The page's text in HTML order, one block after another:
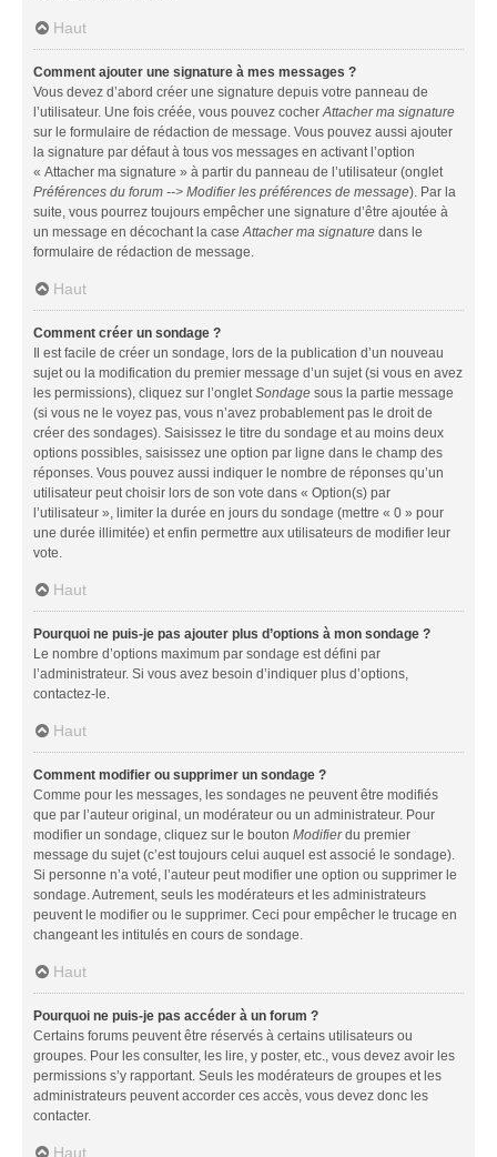
Haut
Comment ajouter une signature à mes messages ?
Vous devez d’abord créer une signature depuis votre panneau de
l’utilisateur. Une fois créée, vous pouvez cocherAttacher ma signature
sur le formulaire de rédaction de message. Vous pouvez aussi ajouter
la signature par défaut à tous vos messages en activant l’option
« Attacher ma signature » à partir du panneau de l’utilisateur (onglet
Préférences du forum --> Modifier les préférences de message). Par la
suite, vous pourrez toujours empêcher une signature d’être ajoutée à
un message en décochant la caseAttacher ma signature dans le
formulaire de rédaction de message.
Haut
Comment créer un sondage ?
Il est facile de créer un sondage, lors de la publication d’un nouveau
sujet ou la modification du premier message d’un sujet (si vous en avez
les permissions), cliquez sur l’ongletSondage sous la partie message
(si vous ne le voyez pas, vous n’avez probablement pas le droit de
créer des sondages). Saisissez le titre du sondage et au moins deux
options possibles, saisissez une option par ligne dans le champ des
réponses. Vous pouvez aussi indiquer le nombre de réponses qu’un
utilisateur peut choisir lors de son vote dans « Option(s) par
l’utilisateur », limiter la durée en jours du sondage (mettre « 0 » pour
une durée illimitée) et enfin permettre aux utilisateurs de modifier leur
vote.
Haut
Pourquoi ne puis-je pas ajouter plus d’options à mon sondage ?
Le nombre d’options maximum par sondage est défini par
l’administrateur. Si vous avez besoin d’indiquer plus d’options,
contactez-le.
Haut
Comment modifier ou supprimer un sondage ?
Comme pour les messages, les sondages ne peuvent être modifiés
que par l’auteur original, un modérateur ou un administrateur. Pour
modifier un sondage, cliquez sur le bouton Modifierdu premier
message du sujet (c’est toujours celui auquel est associé le sondage).
Si personne n’a voté, l’auteur peut modifier une option ou supprimer le
sondage. Autrement, seuls les modérateurs et les administrateurs
peuvent le modifier ou le supprimer. Ceci pour empêcher le trucage en
changeant les intitulés en cours de sondage.
Haut
Pourquoi ne puis-je pas accéder à un forum ?
Certains forums peuvent être réservés à certains utilisateurs ou
groupes. Pour les consulter, les lire, y poster, etc., vous devez avoir les
permissions s’y rapportant. Seuls les modérateurs de groupes et les
administrateurs peuvent accorder ces accès, vous devez donc les
contacter.
Haut